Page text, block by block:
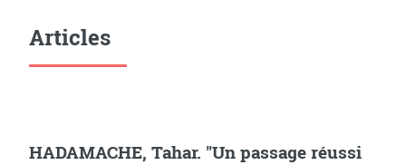
Articles
HADAMACHE, Tahar. "Un passage réussi